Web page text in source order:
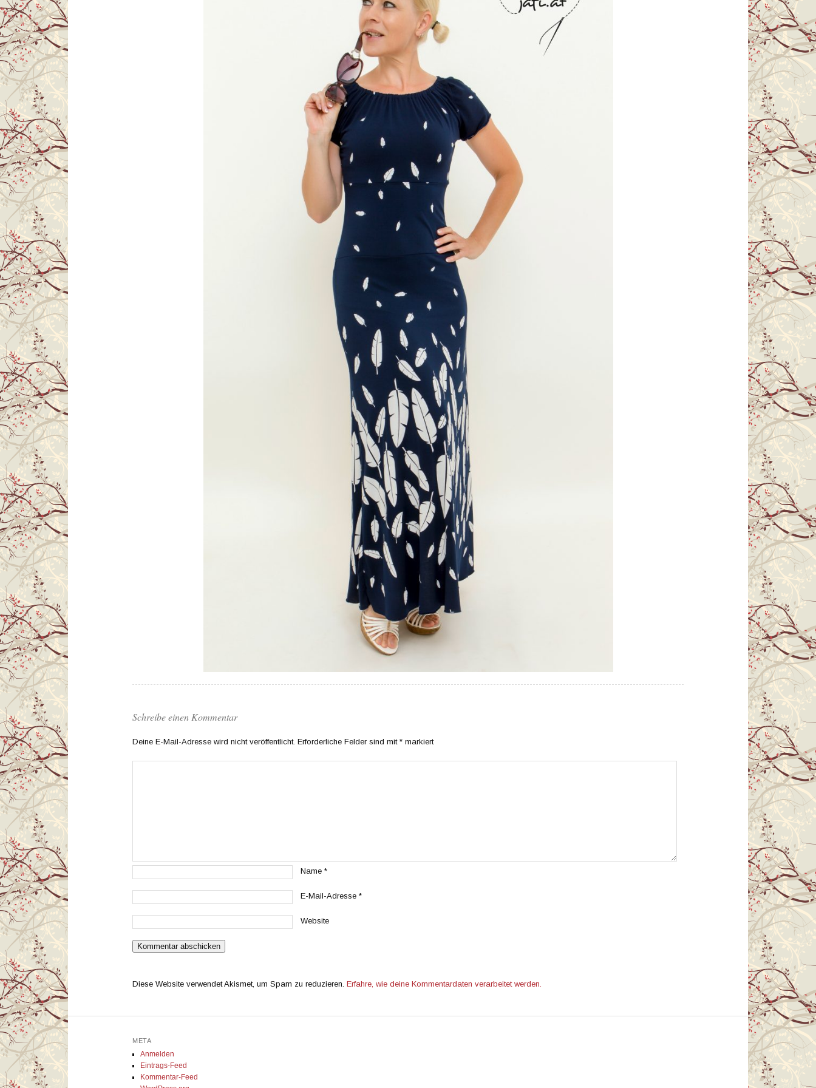
Schreibe einen Kommentar
Deine E-Mail-Adresse wird nicht veröffentlicht. Erforderliche Felder sind mit * markiert
Name *
E-Mail-Adresse *
Website
Diese Website verwendet Akismet, um Spam zu reduzieren. Erfahre, wie deine Kommentardaten verarbeitet werden.
META
Anmelden
Eintrags-Feed
Kommentar-Feed